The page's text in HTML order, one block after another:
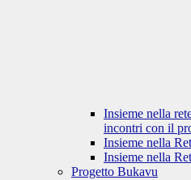
Insieme nella
incontri con il
Insieme nella
Insieme nella
Progetto Bukavu